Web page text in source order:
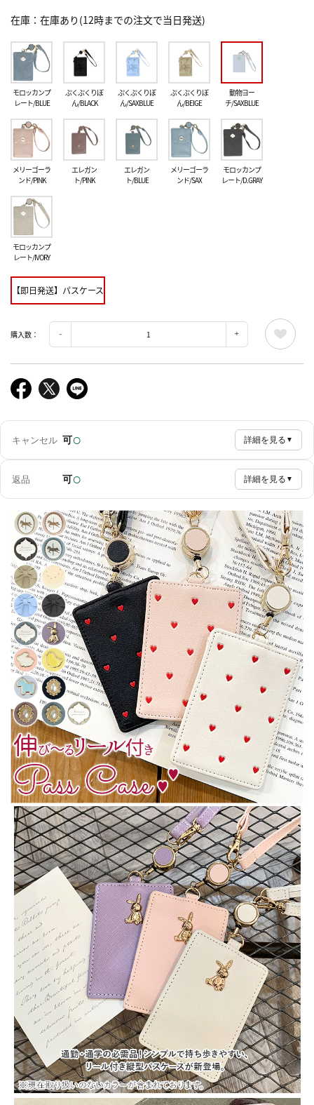
在庫 在庫あり(12時までの注文で当日発送)
モロッカンプ
レート/BLUE
ぷくぷくりぼ
ん/BLACK
ぷくぷくりぼ
ん/SAXBLUE
ぷくぷくりぼ
ん/BEIGE
動物ヨー
チ/SAXBLUE
メリーゴーラ
ンド/PINK
エレガン
ト/PINK
エレガン
ト/BLUE
メリーゴーラ
ンド/SAX
モロッカンプ
レート/D.GRAY
モロッカンプ
レート/IVORY
【即日発送】パスケース
購入数：
キャンセル 可○ 詳細を見る ▼
返品 可○ 詳細を見る ▼